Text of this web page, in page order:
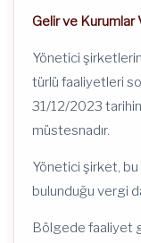
Gelir ve Kurumlar
Yönetici
türlü faaliyetleri
31/12/2023
müstesnadır.
Yönetici şirket, bu
bulunduğu vergi
Bölgede faaliyet